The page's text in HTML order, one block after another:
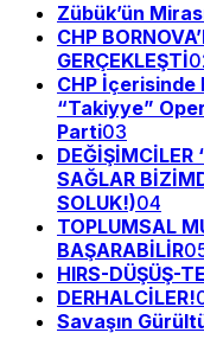
Zübük’ün
CHP
GERÇEKLEŞTİ
CHP İçerisinde
“Takiyye”
Parti03
DEĞİŞİMCİLER
SAĞLAR
SOLUK!)04
TOPLUMSAL
BAŞARABİLİR
HIRS-DÜŞÜŞ-
DERHALCİLER!
Savaşın